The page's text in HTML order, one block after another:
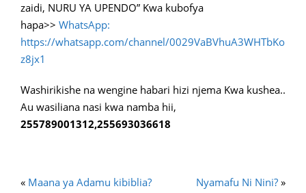
zaidi, NURU YA UPENDO” Kwa kubofya
hapa>> WhatsApp:
https://whatsapp.com/channel/0029VaBVhuA3WHTbKo
z8jx1
Washirikishe na wengine habari hizi njema Kwa kushea..
Au wasiliana nasi kwa namba hii,
255789001312,255693036618
« Maana ya Adamu kibiblia? Nyamafu Ni Nini? »